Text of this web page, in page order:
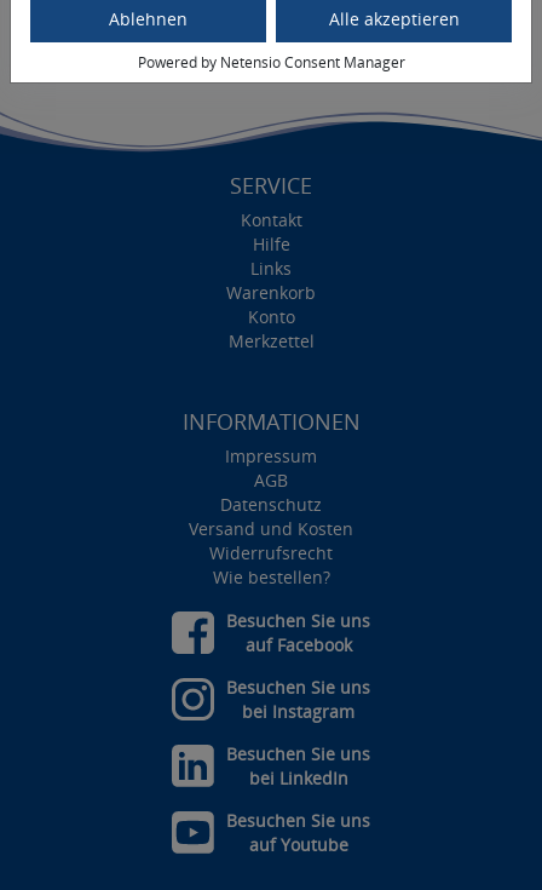
Ablehnen Alle akzeptieren
Powered by Netensio Consent Manager
Mehr Informationen
SERVICE
Kontakt
Hilfe
Links
Warenkorb
Konto
Merkzettel
INFORMATIONEN
Impressum
AGB
Datenschutz
Versand und Kosten
Widerrufsrecht
Wie bestellen?
Besuchen Sie uns
auf Facebook
Besuchen Sie uns
bei Instagram
Besuchen Sie uns
bei LinkedIn
Besuchen Sie uns
auf Youtube